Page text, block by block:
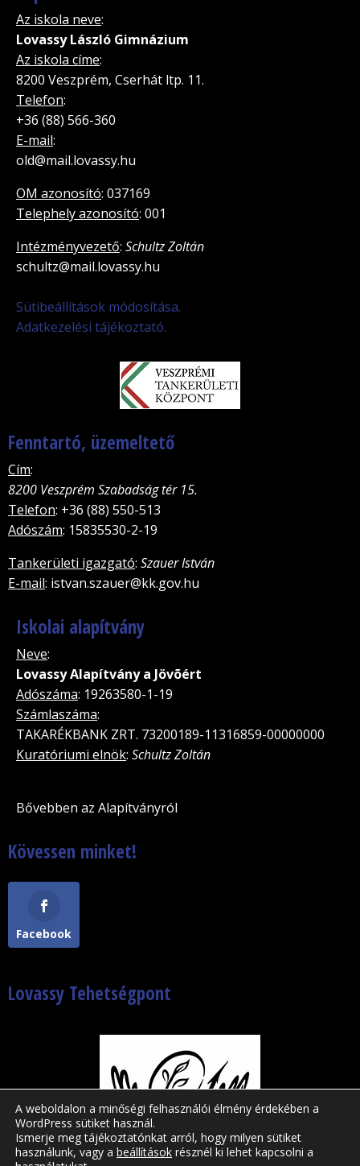
Az iskola neve:
Lovassy László Gimnázium
Az iskola címe:
8200 Veszprém, Cserhát ltp. 11.
Telefon:
+36 (88) 566-360
E-mail:
old@mail.lovassy.hu
OM azonosító: 037169
Telephely azonosító: 001
Intézményvezető: Schultz Zoltán
schultz@mail.lovassy.hu
Sütibeállítások módosítása.
Adatkezelési tájékoztató.
Fenntartó, üzemeltető
Cím:
8200 Veszprém Szabadság tér 15.
Telefon: +36 (88) 550-513
Adószám: 15835530-2-19
Tankerületi igazgató: Szauer István
E-mail: istvan.szauer@kk.gov.hu
Iskolai alapítvány
Neve:
Lovassy Alapítvány a Jövõért
Adószáma: 19263580-1-19
Számlaszáma:
TAKARÉKBANK ZRT. 73200189-11316859-00000000
Kuratóriumi elnök: Schultz Zoltán
Bővebben az Alapítványról
Kövessen minket!
Facebook
Lovassy Tehetségpont
A weboldalon a minőségi felhasználói élmény érdekében a
WordPress sütiket használ.
Ismerje meg tájékoztatónkat arról, hogy milyen sütiket
használunk, vagy a beállítások résznél ki lehet kapcsolni a